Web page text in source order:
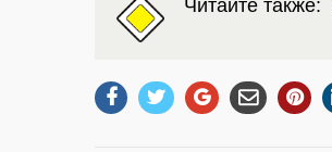
Читайте также: